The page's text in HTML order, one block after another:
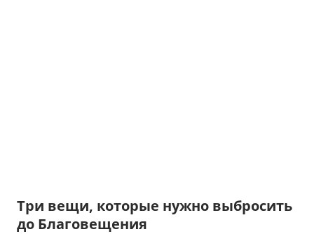
Три вещи, которые нужно выбросить
до Благовещения